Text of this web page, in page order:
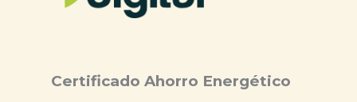
Certificado Ahorro Energético